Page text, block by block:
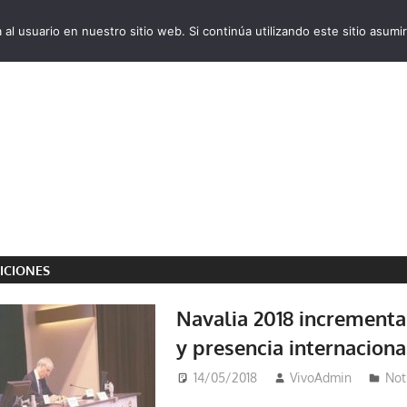
Navalia 2018
y presencia
14/05/2018 VivoAdmin
usuario en nuestro sitio web. Si continúa utilizando este sitio